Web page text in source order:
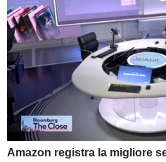
Amazon registra la migliore